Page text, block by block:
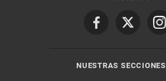
NUESTRAS SECCIONES